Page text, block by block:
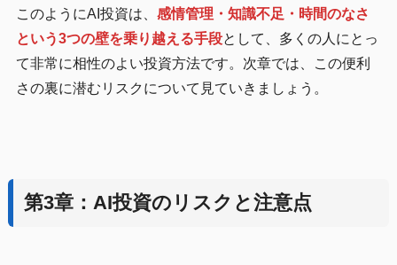
このようにAI投資は、 感情管理・知識不足・時間のなさ
という3つの壁を乗り越える手段として、多くの人にとっ
て非常に相性のよい投資方法です。次章では、この便利
さの裏に潜むリスクについて見ていきましょう。
第3章：AI投資のリスクと注意点